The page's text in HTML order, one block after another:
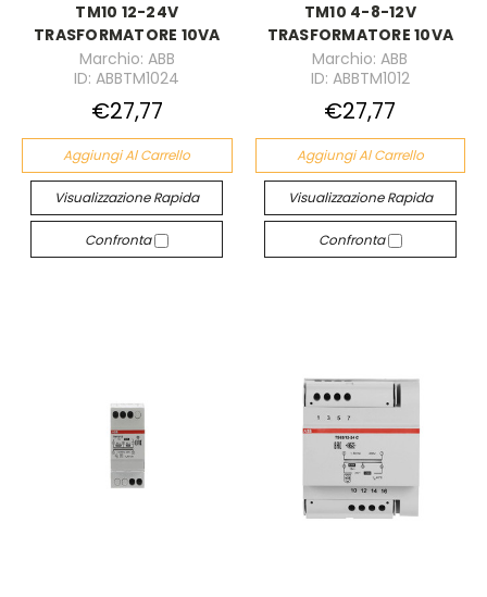
TM10 12-24V
TRASFORMATORE 10VA
Marchio: ABB
ID: ABBTM1024
€27,77
Aggiungi Al Carrello
Visualizzazione Rapida
Confronta
TM10 4-8-12V
TRASFORMATORE 10VA
Marchio: ABB
ID: ABBTM1012
€27,77
Aggiungi Al Carrello
Visualizzazione Rapida
Confronta